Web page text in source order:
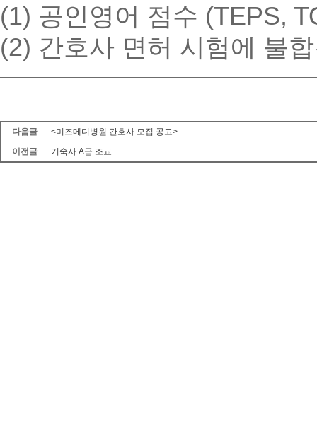
(1) 공인영어 점수 (TEPS,
(2) 간호사 면허 시험에 불
다음글
<미즈메디병원 간호사 모집 공고>
이전글
기숙사 A급 조교